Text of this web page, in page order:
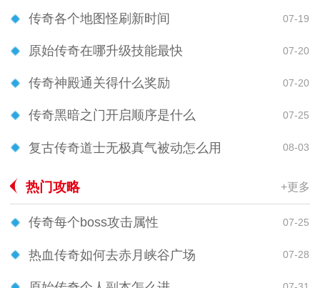
传奇各个地图怪刷新时间 07-19
原始传奇在哪升级技能最快 07-20
传奇神殿通关得什么奖励 07-20
传奇黑暗之门开启顺序是什么 07-25
复古传奇道士无极真气被动怎么用 08-03
热门攻略 +更多
传奇每个boss攻击属性 07-25
热血传奇如何去赤月峡谷广场 07-28